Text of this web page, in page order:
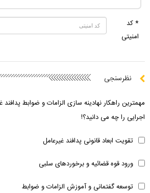
* کد
امنیتی
نظرسنجی
مهمترین راهکار نهادینه سازی الزامات و ضوابط
اجرایی را چه می دانید؟!
تقویت ابعاد قانونی پدافند غیرعامل
ورود قوه قضائیه و برخوردهای سلبی
توسعه گفتمانی و آموزش الزامات و ضوابط